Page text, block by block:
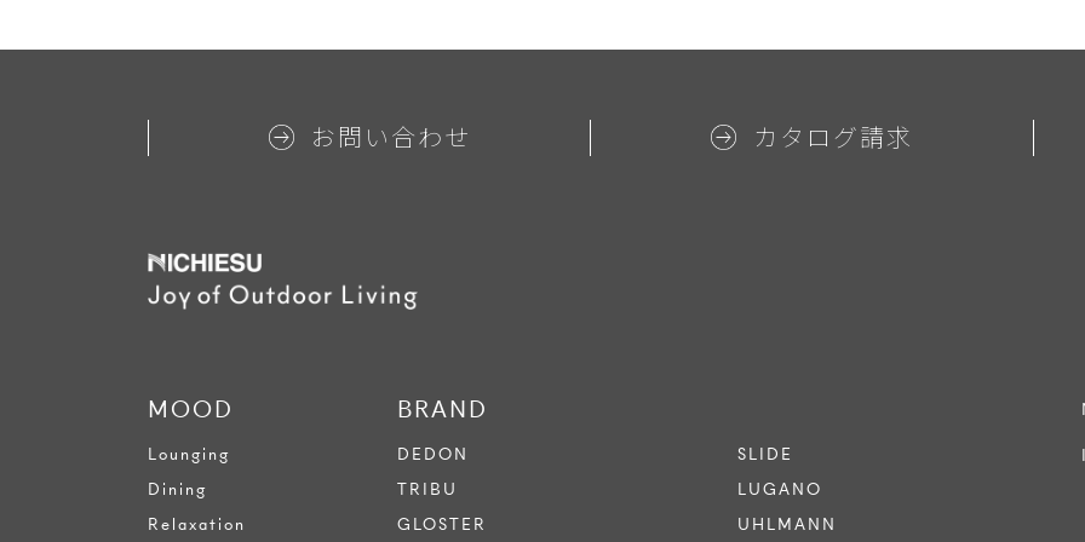
お問い合わせ カタログ請求
MOOD
Lounging
Dining
Relaxation
BRAND
DEDON
TRIBU
GLOSTER
SLIDE
LUGANO
UHLMANN